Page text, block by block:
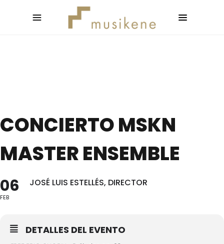
CONCIERTO MSKN
MASTER ENSEMBLE
06
FEB
JOSÉ LUIS ESTELLÉS, DIRECTOR
DETALLES DEL EVENTO